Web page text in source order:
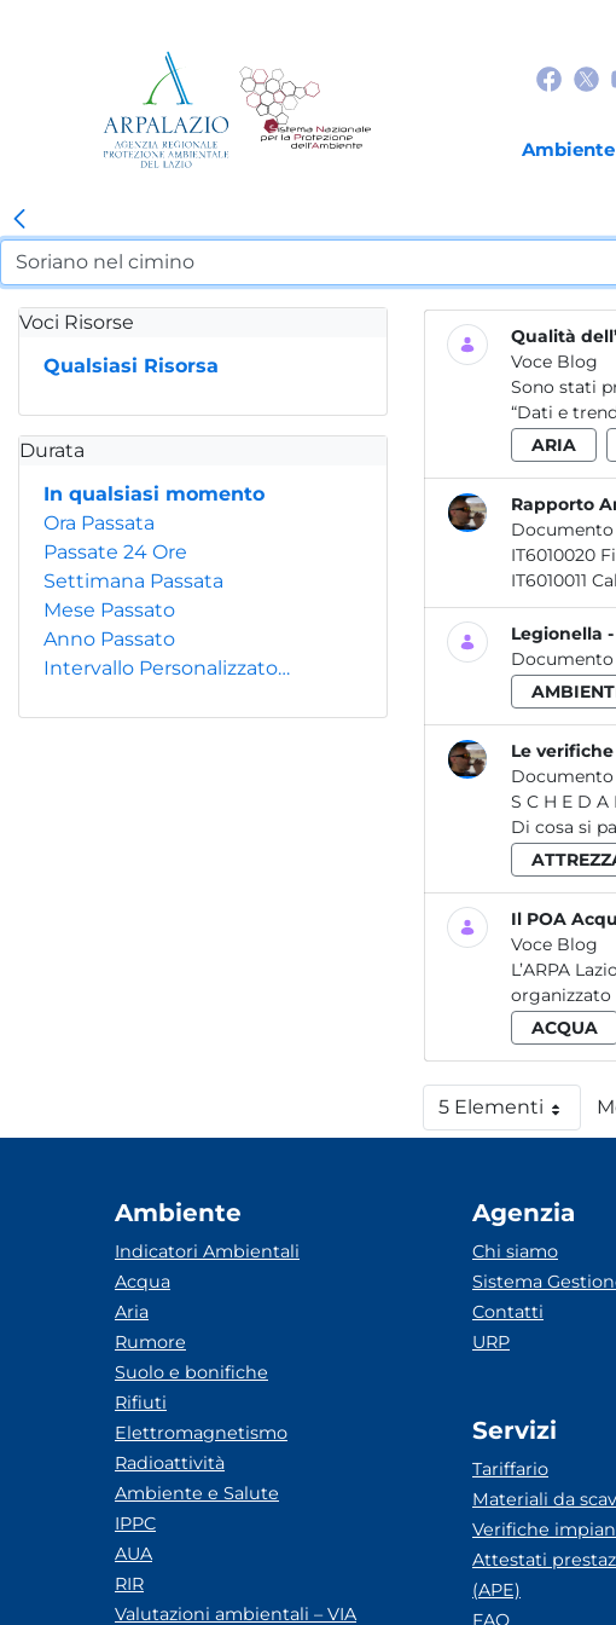
Ambiente
Voci Risorse
Qualsiasi Risorsa
Durata
In qualsiasi momento
Ora Passata
Passate 24 Ore
Settimana Passata
Mese Passato
Anno Passato
Intervallo Personalizzato…
Qualità
Voce Blog
Sono stati
“Dati e
ARIA
Rapporto
Documento
Legionella
Documento
Le
Documento
S C H E D A IN F O R M A T IV A LE VERIFICHE PERIODICHE DELLE ATTREZZATURE DI LAVORO 07 2014 Rev. 2020 SOMMARIO
Il POA
Voce Blog
L’ARPA
ACQUA
5 ElementiPer pagina
Ambiente
Indicatori Ambientali
Acqua
Aria
Rumore
Suolo e bonifiche
Rifiuti
Elettromagnetismo
Radioattività
Ambiente e Salute
IPPC
AUA
RIR
Valutazioni ambientali – VIA
Agenzia
Chi siamo
Sistema
Contatti
URP
Servizi
Tariffario
Materiali da
Verifiche
Attestati
(APE)
FAQ